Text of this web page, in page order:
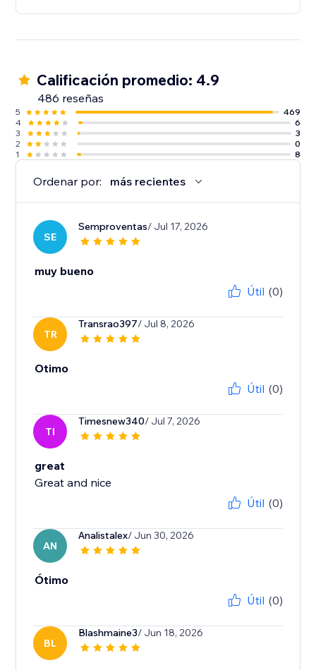
Calificación promedio: 4.9
486 reseñas
5
469
4
6
3
3
2
0
1
8
Ordenar por: más recientes
SE
Semproventas/ Jul 17, 2026
muy bueno
Útil (0)
TR
Transrao397/ Jul 8, 2026
Otimo
Útil (0)
TI
Timesnew340/ Jul 7, 2026
great
Great and nice
Útil (0)
AN
Analistalex/ Jun 30, 2026
Ótimo
Útil (0)
BL
Blashmaine3/ Jun 18, 2026